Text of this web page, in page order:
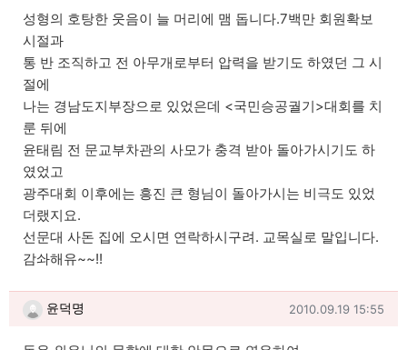
성형의 호탕한 웃음이 늘 머리에 맴 돕니다.7백만 회원확보
시절과
통 반 조직하고 전 아무개로부터 압력을 받기도 하였던 그 시
절에
나는 경남도지부장으로 있었은데 <국민승공궐기>대회를 치
룬 뒤에
윤태림 전 문교부차관의 사모가 충격 받아 돌아가시기도 하
였었고
광주대회 이후에는 흥진 큰 형님이 돌아가시는 비극도 있었
더랬지요.
선문대 사돈 집에 오시면 연락하시구려. 교목실로 말입니다.
감솨해유~~!!
윤덕명님의 댓글
윤덕명 작성일
2010.09.19 15:55